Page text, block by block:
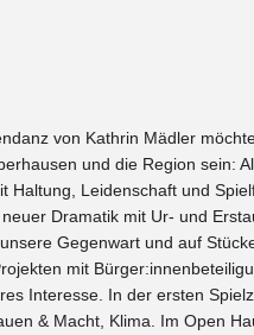
von Kathrin Mädler
und die Region sein:
Haltung, Leidenschaft und
Dramatik mit Ur- und
Gegenwart und auf
mit
Interesse. In der ersten
& Macht, Klima. Im Open